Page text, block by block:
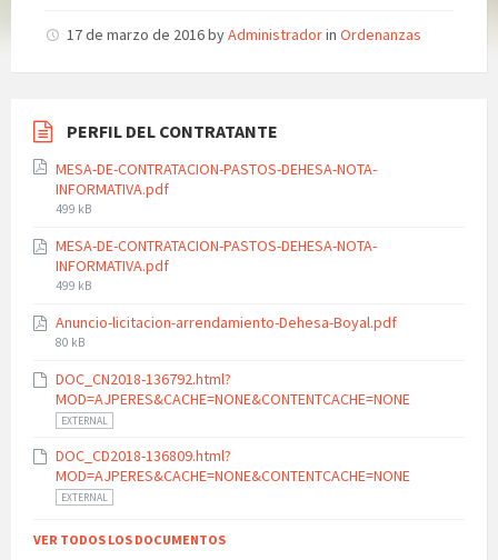
17 de marzo de 2016byAdministradorin Ordenanzas
PERFIL DEL CONTRATANTE
MESA-DE-CONTRATACION-PASTOS-DEHESA-NOTA-
INFORMATIVA.pdf
File
499 kB
MESA-DE-CONTRATACION-PASTOS-DEHESA-NOTA-
INFORMATIVA.pdf
File
499 kB
Anuncio-licitacion-arrendamiento-Dehesa-Boyal.pdf
File
80 kB
DOC_CN2018-136792.html?
MOD=AJPERES&CACHE=NONE&CONTENTCACHE=NONE
EXTERNAL
DOC_CD2018-136809.html?
MOD=AJPERES&CACHE=NONE&CONTENTCACHE=NONE
EXTERNAL
VER TODOS LOS DOCUMENTOS